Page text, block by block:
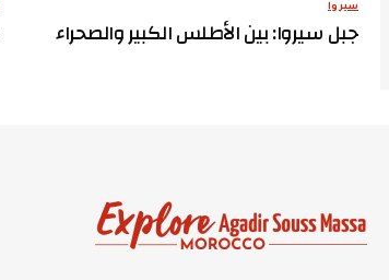
سيروا
جبل سيروا: بين الأطلس الكبير والصحراء